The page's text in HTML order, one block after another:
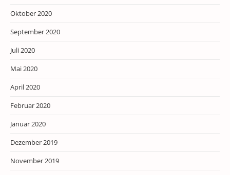
Oktober 2020
September 2020
Juli 2020
Mai 2020
April 2020
Februar 2020
Januar 2020
Dezember 2019
November 2019